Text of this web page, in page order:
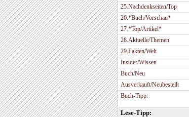
25.Nachdenkseiten/Top
26.*Buch/Vorschau*
27.*Top/Artikel*
28.Aktuelle/Themen
29.Fakten/Welt
Insider/Wissen
Buch/Neu
Ausverkauft/Neubestellt
Buch-Tipp:
Lese-Tipp: